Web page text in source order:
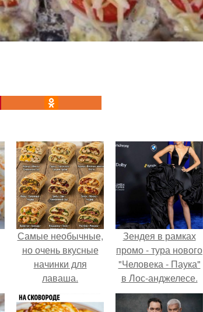
Самые необычные,
но очень вкусные
начинки для
лаваша.
Зендея в рамках
промо - тура нового
"Человека - Паука"
в Лос-анджелесе.